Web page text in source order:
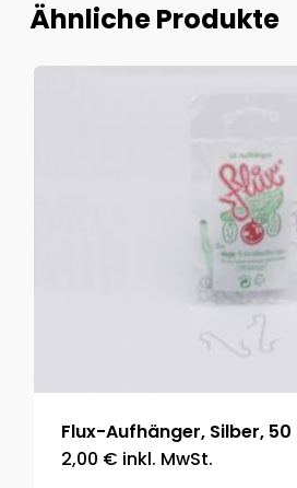
Ähnliche Produkte
Flux-Aufhänger, Silber, 50
2,00 € inkl. MwSt.